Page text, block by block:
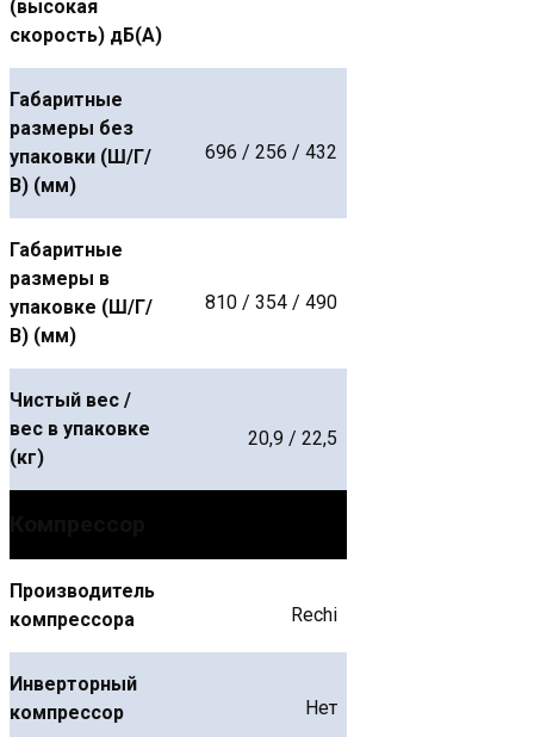
(высокая
скорость) дБ(А)
Габаритные
размеры без
упаковки (Ш/Г/
В) (мм)
696 / 256 / 432
Габаритные
размеры в
упаковке (Ш/Г/
В) (мм)
810 / 354 / 490
Чистый вес /
вес в упаковке
(кг)
20,9 / 22,5
Производитель
компрессора
Rechi
Инверторный
компрессор
Нет